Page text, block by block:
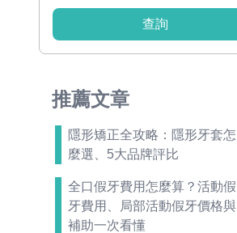
查詢
推薦文章
隱形矯正全攻略：隱形牙套怎
麼選、5大品牌評比
全口假牙費用怎麼算？活動假
牙費用、局部活動假牙價格與
補助一次看懂